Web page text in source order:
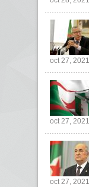
oct 27, 2021 |
oct 27, 2021 |
oct 27, 2021 |